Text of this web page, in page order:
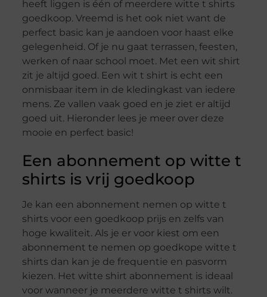
heeft liggen is één of meerdere witte t shirts
goedkoop. Vreemd is het ook niet want de
perfect basic kan je aandoen voor haast elke
gelegenheid. Of je nu gaat terrassen, feesten,
werken of naar school moet. Met een wit shirt
zit je altijd goed. Een wit t shirt is echt een
onmisbaar item in de kledingkast van iedere
mens. Ze vallen vaak goed en je ziet er altijd
goed uit. Hieronder lees je meer over deze
mooie en perfect basic!
Een abonnement op witte t
shirts is vrij goedkoop
Je kan een abonnement nemen op witte t
shirts voor een goedkoop prijs en zelfs van
hoge kwaliteit. Als je er voor kiest om een
abonnement te nemen op goedkope witte t
shirts dan kan je de frequentie en pasvorm
kiezen. Het witte shirt abonnement is ideaal
voor wanneer je meerdere witte t shirts wilt.